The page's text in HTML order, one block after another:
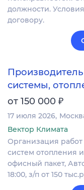
должности.
договору.
системы,
от 150 000 ₽
17 июля 2026
Вектор Климата
Организация
систем отопления
офисный пакет,
18:00, з/п от 150